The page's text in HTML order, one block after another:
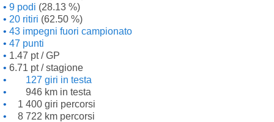
9 podi (28.13 %)
20 ritiri (62.50 %)
43 impegni fuori campionato
47 punti
1.47 pt / GP
6.71 pt / stagione
127 giri in testa
946 km in testa
1 400 giri percorsi
8 722 km percorsi